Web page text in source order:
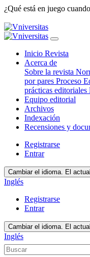
¿Qué está en juego
Inicio Revista
Acerca de
Sobre la revista
por pares Proceso
prácticas editoriales
Equipo editorial
Archivos
Indexación
Recensiones y
Registrarse
Entrar
Cambiar el idioma. El
Inglés
Registrarse
Entrar
Cambiar el idioma. El
Inglés